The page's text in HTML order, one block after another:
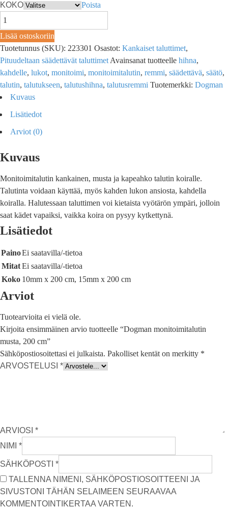
KOKO
Poista
Lisää ostoskoriin
Tuotetunnus (SKU): 223301 Osastot: Kankaiset taluttimet,
Pituudeltaan säädettävät taluttimet Avainsanat tuotteelle hihna,
kahdelle, lukot, monitoimi, monitoimitalutin, remmi, säädettävä, säätö,
talutin, talutukseen, talutushihna, talutusremmi Tuotemerkki: Dogman
Kuvaus
Lisätiedot
Arviot (0)
Kuvaus
Monitoimitalutin kankainen, musta ja kapeahko talutin koiralle.
Talutinta voidaan käyttää, myös kahden lukon ansiosta, kahdella
koiralla. Halutessaan taluttimen voi kietaista vyötärön ympäri, jolloin
saat kädet vapaiksi, vaikka koira on pysyy kytkettynä.
Lisätiedot
PainoEi saatavilla/-tietoa
MitatEi saatavilla/-tietoa
Koko 10mm x 200 cm, 15mm x 200 cm
Arviot
Tuotearvioita ei vielä ole.
Kirjoita ensimmäinen arvio tuotteelle “Dogman monitoimitalutin
musta, 200 cm”
Sähköpostiosoitettasi ei julkaista. Pakolliset kentät on merkitty *
ARVOSTELUSI *
ARVIOSI *
NIMI *
SÄHKÖPOSTI *
TALLENNA NIMENI, SÄHKÖPOSTIOSOITTEENI JA
SIVUSTONI TÄHÄN SELAIMEEN SEURAAVAA
KOMMENTOINTIKERTAA VARTEN.